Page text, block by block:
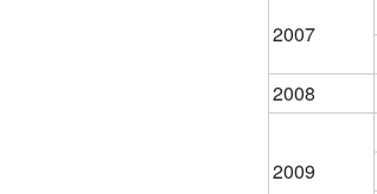
2007
2008
2009